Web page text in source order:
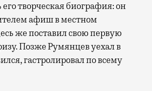
его творческая биография: он
афиш в местном
же поставил свою первую
Позже Румянцев уехал в
гастролировал по всему